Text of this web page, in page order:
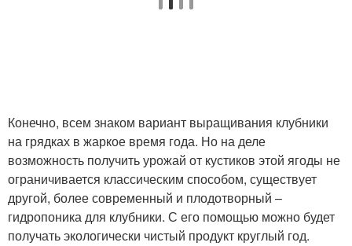
Конечно, всем знаком вариант выращивания клубники
на грядках в жаркое время года. Но на деле
возможность получить урожай от кустиков этой ягоды не
ограничивается классическим способом, существует
другой, более современный и плодотворный –
гидропоника для клубники. С его помощью можно будет
получать экологически чистый продукт круглый год.